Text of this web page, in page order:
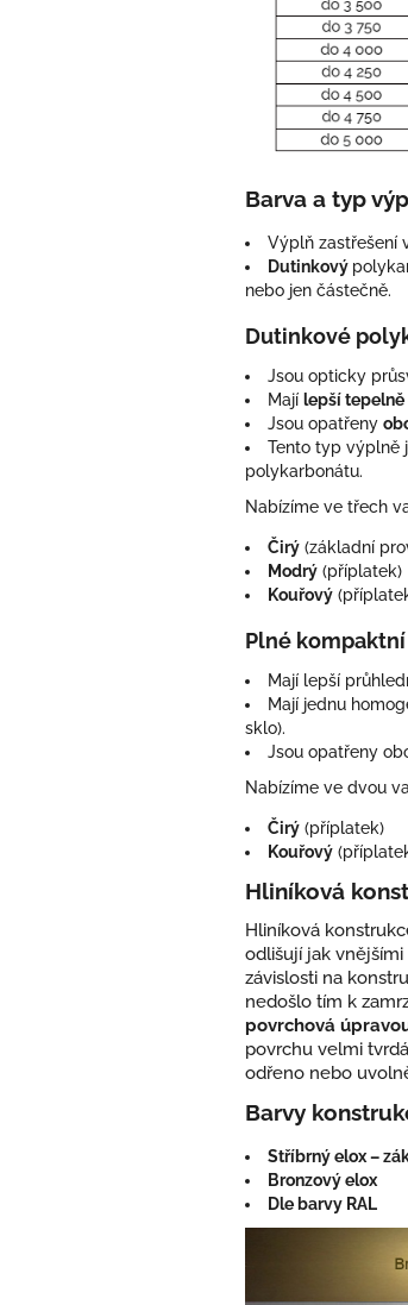
Barva a typ
Výplň zastřešení
Dutinkový
nebo jen částečně.
Dutinkové
Jsou opticky
Mají lepší
Jsou opatřeny
Tento typ výplně
polykarbonátu.
Nabízíme ve třech
Čirý (základní
Modrý (příplatek)
Kouřový
Plné
Mají lepší
Mají jednu
sklo).
Jsou opatřeny
Nabízíme ve dvou
Čirý (příplatek)
Kouřový
Hliníková
Hliníková
odlišují jak
závislosti na
nedošlo tím k
povrchová
povrchu velmi
odřeno nebo
Barvy
Stříbrný elox –
Bronzový elox
Dle barvy RAL